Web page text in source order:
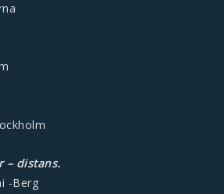
– distans.
-Berg